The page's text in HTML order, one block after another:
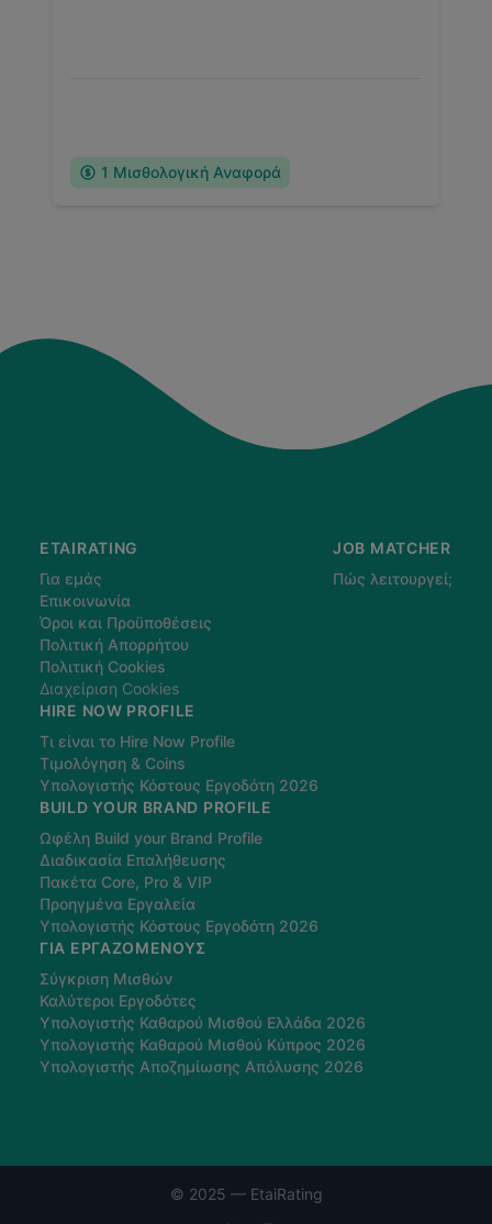
1 Μισθολογική Αναφορά
ETAIRATING
Για εμάς
Επικοινωνία
Όροι και Προϋποθέσεις
Πολιτική Απορρήτου
Πολιτική Cookies
Διαχείριση Cookies
JOB MATCHER
Πώς λειτουργεί;
HIRE NOW PROFILE
Τι είναι το Hire Now Profile
Τιμολόγηση & Coins
Υπολογιστής Κόστους Εργοδότη 2026
BUILD YOUR BRAND PROFILE
Ωφέλη Build your Brand Profile
Διαδικασία Επαλήθευσης
Πακέτα Core, Pro & VIP
Προηγμένα Εργαλεία
Υπολογιστής Κόστους Εργοδότη 2026
ΓΙΑ ΕΡΓΑΖΌΜΕΝΟΥΣ
Σύγκριση Μισθών
Καλύτεροι Εργοδότες
Υπολογιστής Καθαρού Μισθού Ελλάδα 2026
Υπολογιστής Καθαρού Μισθού Κύπρος 2026
Υπολογιστής Αποζημίωσης Απόλυσης 2026
© 2025 — EtaiRating